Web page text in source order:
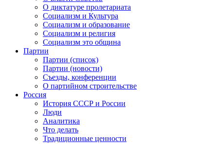
О диктатуре пролетариата
Социализм и Культура
Социализм и образование
Социализм и религия
Социализм это община
Партии
Партии (список)
Партии (новости)
Съезды, конференции
О партийном строительстве
Россия
История СССР и России
Люди
Аналитика
Что делать
Традиционные ценности